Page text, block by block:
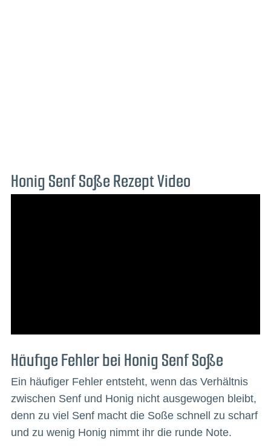
Honig Senf Soße Rezept Video
Häufige Fehler bei Honig Senf Soße
Ein häufiger Fehler entsteht, wenn das Verhältnis
zwischen Senf und Honig nicht ausgewogen bleibt,
denn zu viel Senf macht die Soße schnell zu scharf
und zu wenig Honig nimmt ihr die runde Note.